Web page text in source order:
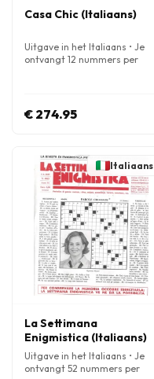
Casa Chic (Italiaans)
Uitgave in het Italiaans • Je
ontvangt 12 nummers per
€ 274.95
Italiaans
La Settimana
Enigmistica (Italiaans)
Uitgave in het Italiaans • Je
ontvangt 52 nummers per